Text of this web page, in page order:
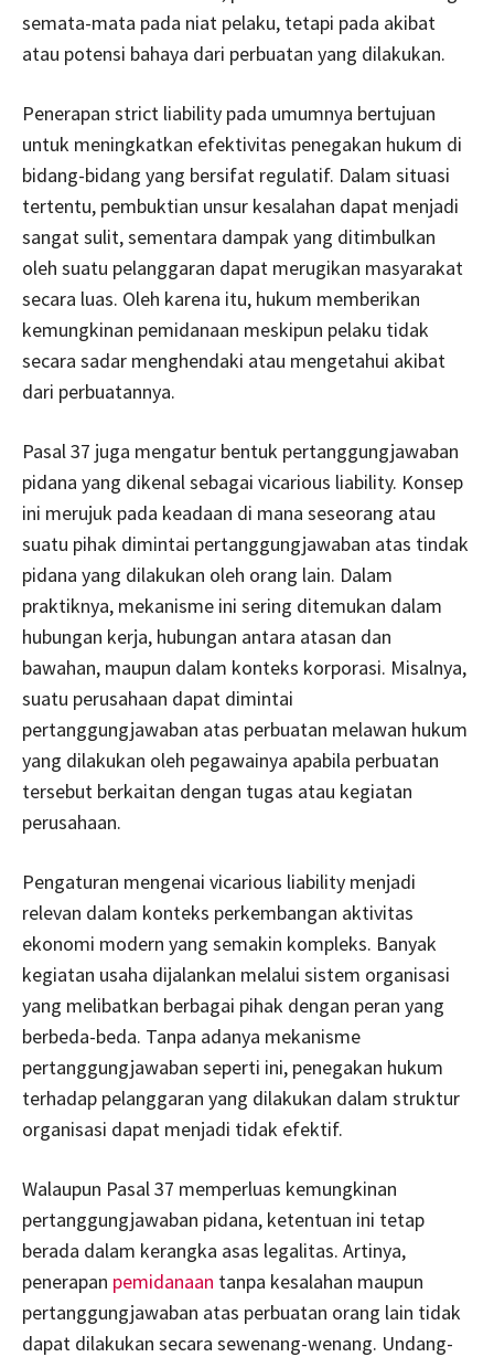
semata-mata pada niat pelaku, tetapi pada akibat
atau potensi bahaya dari perbuatan yang dilakukan.
Penerapan strict liability pada umumnya bertujuan
untuk meningkatkan efektivitas penegakan hukum di
bidang-bidang yang bersifat regulatif. Dalam situasi
tertentu, pembuktian unsur kesalahan dapat menjadi
sangat sulit, sementara dampak yang ditimbulkan
oleh suatu pelanggaran dapat merugikan masyarakat
secara luas. Oleh karena itu, hukum memberikan
kemungkinan pemidanaan meskipun pelaku tidak
secara sadar menghendaki atau mengetahui akibat
dari perbuatannya.
Pasal 37 juga mengatur bentuk pertanggungjawaban
pidana yang dikenal sebagai vicarious liability. Konsep
ini merujuk pada keadaan di mana seseorang atau
suatu pihak dimintai pertanggungjawaban atas tindak
pidana yang dilakukan oleh orang lain. Dalam
praktiknya, mekanisme ini sering ditemukan dalam
hubungan kerja, hubungan antara atasan dan
bawahan, maupun dalam konteks korporasi. Misalnya,
suatu perusahaan dapat dimintai
pertanggungjawaban atas perbuatan melawan hukum
yang dilakukan oleh pegawainya apabila perbuatan
tersebut berkaitan dengan tugas atau kegiatan
perusahaan.
Pengaturan mengenai vicarious liability menjadi
relevan dalam konteks perkembangan aktivitas
ekonomi modern yang semakin kompleks. Banyak
kegiatan usaha dijalankan melalui sistem organisasi
yang melibatkan berbagai pihak dengan peran yang
berbeda-beda. Tanpa adanya mekanisme
pertanggungjawaban seperti ini, penegakan hukum
terhadap pelanggaran yang dilakukan dalam struktur
organisasi dapat menjadi tidak efektif.
Walaupun Pasal 37 memperluas kemungkinan
pertanggungjawaban pidana, ketentuan ini tetap
berada dalam kerangka asas legalitas. Artinya,
penerapan pemidanaan tanpa kesalahan maupun
pertanggungjawaban atas perbuatan orang lain tidak
dapat dilakukan secara sewenang-wenang. Undang-